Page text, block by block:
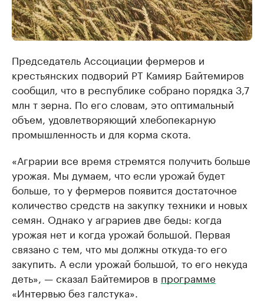
Председатель Ассоциации фермеров и
крестьянских подворий РТ Камияр Байтемиров
сообщил, что в республике собрано порядка 3,7
млн т зерна. По его словам, это оптимальный
объем, удовлетворяющий хлебопекарную
промышленность и для корма скота.
«Аграрии все время стремятся получить больше
урожая. Мы думаем, что если урожай будет
больше, то у фермеров появится достаточное
количество средств на закупку техники и новых
семян. Однако у аграриев две беды: когда
урожая нет и когда урожай большой. Первая
связано с тем, что мы должны откуда-то его
закупить. А если урожай большой, то его некуда
деть», — сказал Байтемиров в программе
«Интервью без галстука».